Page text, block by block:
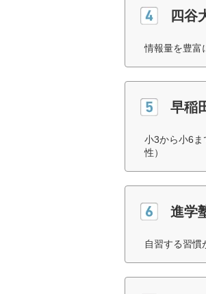
四谷
情報量を豊富
早稲
小3から小6
性）
進学
自習する習慣